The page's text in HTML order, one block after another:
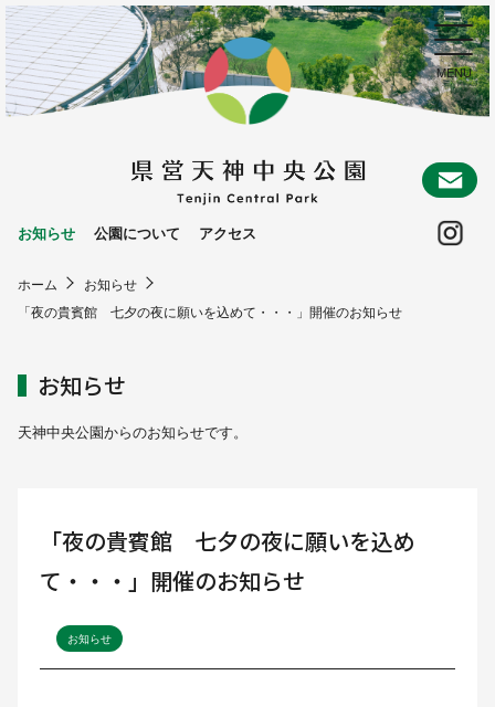
お知らせ 公園について アクセス
ホーム
お知らせ
「夜の貴賓館 七夕の夜に願いを込めて・・・」開催のお知らせ
お知らせ
天神中央公園からのお知らせです。
「夜の貴賓館 七夕の夜に願いを込め
て・・・」開催のお知らせ
お知らせ